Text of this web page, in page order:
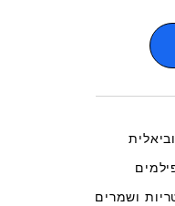
ושמרים